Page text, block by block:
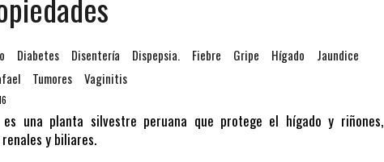
Diabetes Disentería Dispepsia. Fiebre Gripe Hígado
Jaundice
Tumores Vaginitis
una planta silvestre peruana que protege el hígado y riñones,
y biliares.